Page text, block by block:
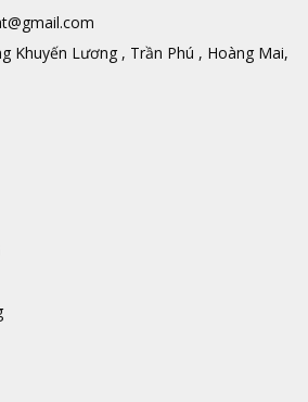
Khuyến Lương , Trần Phú , Hoàng Mai,